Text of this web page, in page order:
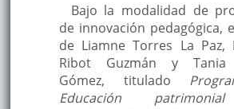
Bajo la modalidad de
de innovación pedagógica,
de Liamne Torres La Paz,
Ribot Guzmán y Tania
Gómez, titulado
Educación